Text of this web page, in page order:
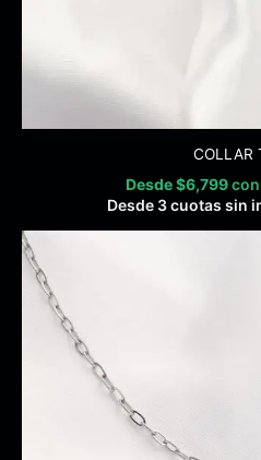
COLLAR
Desde$6,799
Desde 3 cuotas sin